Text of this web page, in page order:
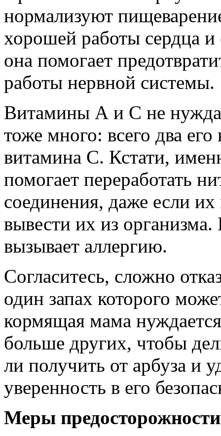
нормализуют
хорошей работы сердца и
она помогает
работы нервной системы.
Витамины А и С не
тоже много: всего два
витамина С. Кстати,
помогает переработать
соединения, даже если
вывести их из
вызывает аллергию.
Согласитесь, сложно
один запах которого
кормящая мама
больше других, чтобы
ли получить от арбуза и
уверенность в его
Меры предосторожности